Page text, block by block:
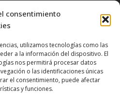
consentimiento
utilizamos tecnologías como las
a la información del dispositivo. El
nos permitirá procesar datos
o las identificaciones únicas
el consentimiento, puede afectar
y funciones.